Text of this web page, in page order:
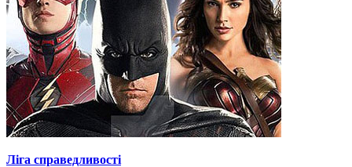
Ліга справедливості